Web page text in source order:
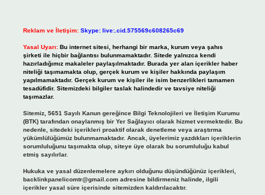
Reklam ve İletişim: Skype: live:.cid.575569c608265c69
Yasal Uyarı: Bu internet sitesi, herhangi bir marka, kurum veya şahıs
şirketi ile hiçbir bağlantısı bulunmamaktadır. Sitede yalnızca kendi
hazırladığımız makaleler paylaşılmaktadır. Burada yer alan içerikler haber
niteliği taşımamakta olup, gerçek kurum ve kişiler hakkında paylaşım
yapılmamaktadır. Gerçek kurum ve kişiler ile isim benzerlikleri tamamen
tesadüfidir. Sitemizdeki bilgiler taslak halindedir ve tavsiye niteliği
taşımazlar.
Sitemiz, 5651 Sayılı Kanun gereğince Bilgi Teknolojileri ve İletişim Kurumu
(BTK) tarafından onaylanmış bir Yer Sağlayıcı olarak hizmet vermektedir. Bu
nedenle, sitedeki içerikleri proaktif olarak denetleme veya araştırma
yükümlülüğümüz bulunmamaktadır. Ancak, üyelerimiz yazdıkları içeriklerin
sorumluluğunu taşımakta olup, siteye üye olarak bu sorumluluğu kabul
etmiş sayılırlar.
Hukuka ve yasal düzenlemelere aykırı olduğunu düşündüğünüz içerikleri,
backlinkpanelicomtr@gmail.comadresine bildirmeniz halinde, ilgili
içerikler yasal süre içerisinde sitemizden kaldırılacaktır.